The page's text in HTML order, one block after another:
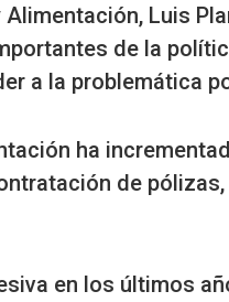
Alimentación, Luis
de la
a la problemática
ha
de
en los últimos